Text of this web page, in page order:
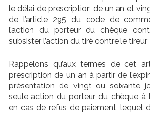
le délai de prescription de un an et
de l’article 295 du code de
l’action du porteur du chèque
subsister l’action du tiré contre le tireur
Rappelons qu’aux termes de cet
prescription de un an à partir de
présentation de vingt ou soixante
seule action du porteur du chèque à
en cas de refus de paiement, lequel